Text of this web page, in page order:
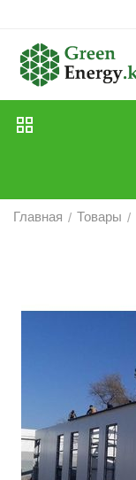
Главная / Товары /